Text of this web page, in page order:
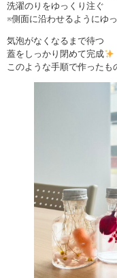
洗濯のりをゆっくり注ぐ
※側面に沿わせるようにゆ
気泡がなくなるまで待つ
蓋をしっかり閉めて完成
このような手順で作ったも